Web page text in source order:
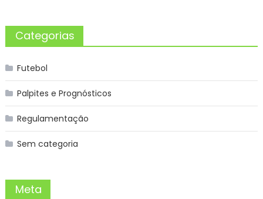
Categorias
Futebol
Palpites e Prognósticos
Regulamentação
Sem categoria
Meta